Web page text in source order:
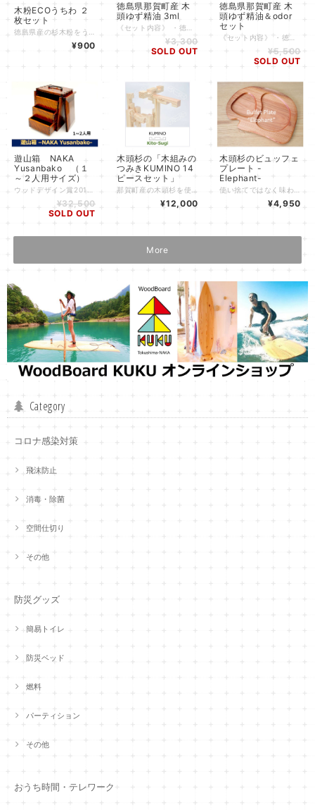
木粉ECOうちわ ２
枚セット
¥900
徳島県那賀町産 木
頭ゆず精油 3ml
¥3,300
SOLD OUT
徳島県那賀町産 木
頭ゆず精油＆odor
セット
¥5,500
SOLD OUT
遊山箱 NAKA
Yusanbako （１
～２人用サイズ）
ウッドデザイン賞2017受賞 国産ヒノキ材を職人が手作りで加工した徳島伝統の遊山箱（ゆさんばこ） 遊山の際のおやつ入れや、普段のお弁当箱としてご利用いただけます。 表面をノミ掘り加工しており、キズも目立ちにくくリラックスしてご使用頂けます。 漆の抗菌性により、食品容器としても安心してご使用頂けます。 遊山箱（１～２名用サイズ 外箱寸法 14.5×14.5×18.5cm 内箱寸法 12.3×12.3×5.2cm（深さ4.6） 収納箱付き） 《注意事項》 ※画像はイメージです。 ※破損する恐れがありますので、電子レンジは使用しないでください。 ※高温、多湿、直射日光があたる場所での保管はお控えください。 ※劣化が早まり破損の原因になりますので食洗機の仕様はお控えください。 ※キズの原因となりますのでクレンザー、金たわしでの洗浄はお控えください。 ※つけ置き洗いはお控えください。漆は防水ですが、息をしておりますので長く水につけておきますと内部の木質に水分が入り破損の原因になります。 ※細かい彫り跡などを意匠としてつけておりますが、傷ではなく品質には問題ありません。
¥32,500
SOLD OUT
木頭杉の「木組みの
つみきKUMINO 14
ピースセット」
那賀町産の木頭杉を使用した木の香りとぬくもりを感じられる「きぐみのつみきKUMINO」の１４ピースセット KUMINO14ピース・18×18×6cm・700g/1ピースのサイズ：3×3×18cm ひとつのカタチの可能性、ありそうでなかった「きぐみのつみき」です。 ピースの両側に二つの溝があり、それぞれ組み合わせてカタチを作ります。基本は、「つむ」・「くむ」・「かむ」の3つです。この3つの基本を掛け合わせる一人ひとりの自由な発想でカタチや遊び方は無限大、クミノならではの多彩な造型ができあがります。 作品例を掲載したスタイルブックも付属していますので初めての方も楽しみながら遊んで頂けます。 木づかいや木育活動の普及啓発をめざし、クミノ工房さんに製作頂いたコラボ商品です。 我々が暮らす「那賀町」は徳島県南部に位置する森林率95％の山間地です。 降雨が多い那賀町で育てられた「木頭杉」は、ねばりが強く品質にも定評があります。 自然の恵みである木材を活用した猫砂をお使いいただく中で、山間地の山や川、水辺を支える山地の自然のシステムに興味を持ってもらえると嬉しいです。 KUMINOの遊び方のページはこちら↓ https://www.kumino.jp/
¥12,000
木頭杉のビュッフェ
プレート -
Elephant-
使い捨てではなく味わい深く繰り返し使っていけるような器を使って楽しんでいただきたいという思いから製作した木頭杉のビュッフェプレートです。 象さんのようなデザインのType-Elephantです。 軽くて丈夫なスギを材料としているため、一枚の重さはわずか200g程度。バーベキューや立食パーティーで活躍します。 【素材】木頭杉（徳島県那賀町産） 【内容量】KUKU Buffetプレート 1枚 （重量：約200g） 【サイズ】280×210×12mm 職人が自然乾燥した天然無垢の徳島県那賀町産「木頭杉」を丁寧に加工しています。 塗装は食品衛生法に適合し、耐水性・耐油性・乾燥性に優れる塗料を用いているため、安心安全な商品を長期に渡ってご使用いただけます。 降雨が多い那賀町で育つことで、粘りが強く高い品質を誇る「木頭杉」。 私たちは、この地元のブランド材を活用して、皆さまに喜んでいただける製品を作るのはもちろん、「山と川と海のつながり」や「那賀町の環境の美しさ・素晴らしさ」を伝えていきたいと考えています。 山林の持つ水源涵養機能、土砂流出防備機能、二酸化炭素（CO2）の固定機能などは、木材用に育てられる木々が適切に伐採・管理されることで維持されます。 製品を通じて、山間地の山や川、水辺を支える山地の自然のシステムについて思いを馳せてみてください。
¥4,950
More
Category
コロナ感染対策
飛沫防止
消毒・除菌
空間仕切り
その他
防災グッズ
簡易トイレ
防災ベッド
燃料
パーティション
その他
おうち時間・テレワーク